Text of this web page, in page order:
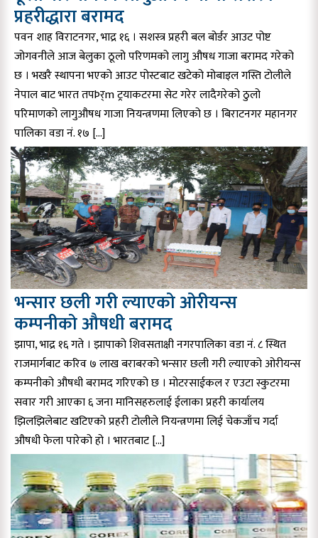
प्रहरीद्धारा बरामद
पवन शाह विराटनगर, भाद्र १६ । सशस्त्र प्रहरी बल बोर्डर आउट पोष्ट
जोगवनीले आज बेलुका ठूलो परिणमको लागु औषध गाजा बरामद गरेको
छ । भखरै स्थापना भएको आउट पोस्टबाट खटेको मोबाइल गस्ति टोलीले
नेपाल बाट भारत तपÞर्m ट्रयाकटरमा सेट गरेर लादैगरेको ठुलो
परिमाणको लागुऔषध गाजा नियन्त्रणमा लिएको छ । बिराटनगर महानगर
पालिका वडा नं. १७ […]
भन्सार छली गरी ल्याएको ओरीयन्स
कम्पनीको औषधी बरामद
झापा, भाद्र १६ गते । झापाको शिवसताक्षी नगरपालिका वडा नं. ८ स्थित
राजमार्गबाट करिव ७ लाख बराबरको भन्सार छली गरी ल्याएको ओरीयन्स
कम्पनीको औषधी बरामद गरिएको छ । मोटरसाईकल र एउटा स्कुटरमा
सवार गरी आएका ६ जना मानिसहरुलाई ईलाका प्रहरी कार्यालय
झिलझिलेबाट खटिएको प्रहरी टोलीले नियन्त्रणमा लिई चेकजाँच गर्दा
औषधी फेला पारेको हो । भारतबाट […]